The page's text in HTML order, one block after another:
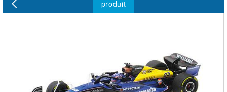
produit